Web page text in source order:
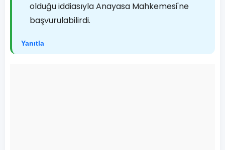
olduğu iddiasıyla Anayasa Mahkemesi'ne
başvurulabilirdi.
Yanıtla